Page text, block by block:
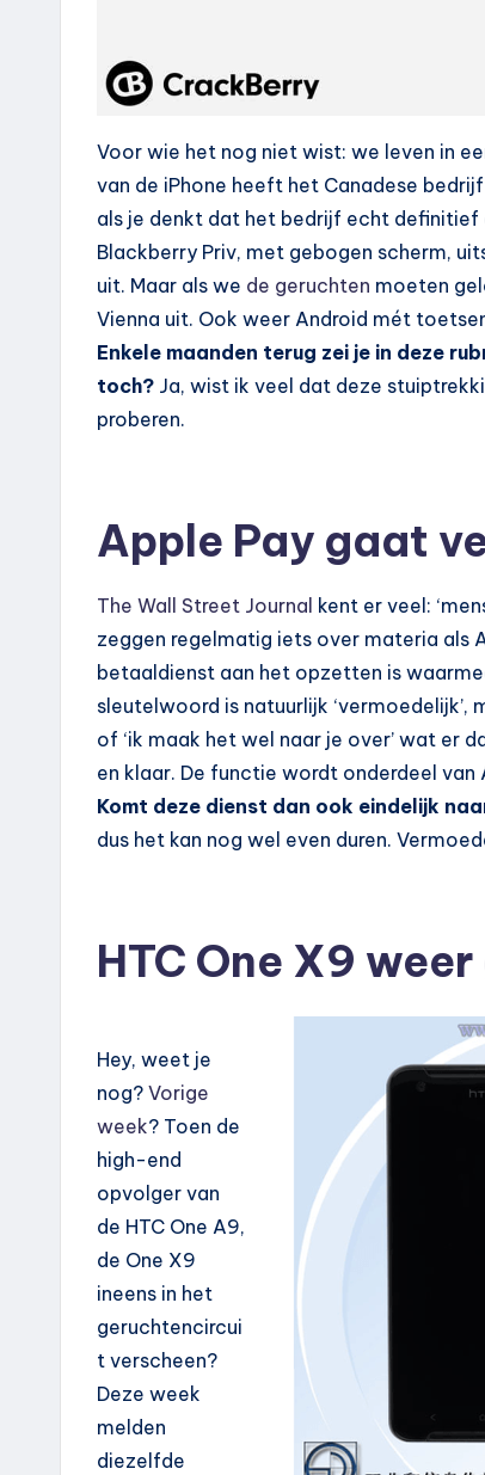
Voor wie het nog niet wist: we leven in
van de iPhone heeft het Canadese
als je denkt dat het bedrijf echt definitief
Blackberry Priv, met gebogen scherm,
uit. Maar als we de geruchten moeten
Vienna uit. Ook weer Android mét
Enkele maanden terug zei je in deze
toch? Ja, wist ik veel dat deze
proberen.
Apple Pay gaat
The Wall Street Journal kent er veel:
zeggen regelmatig iets over materia als
betaaldienst aan het opzetten is
sleutelwoord is natuurlijk
of ‘ik maak het wel naar je over’ wat er
en klaar. De functie wordt onderdeel van
Komt deze dienst dan ook eindelijk
dus het kan nog wel even duren.
HTC One X9
Hey, weet je
nog? Vorige
week? Toen de
high-end
opvolger van
de HTC One A9,
de One X9
ineens in het
geruchtencircui
t verscheen?
Deze week
melden
diezelfde